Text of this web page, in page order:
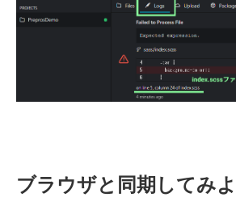
ブラウザと同期してみよ